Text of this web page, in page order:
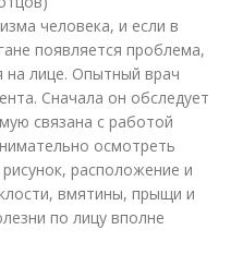
человека, и если в
появляется проблема,
на лице. Опытный врач
Сначала он обследует
связана с работой
осмотреть
расположение и
вмятины, прыщи и
по лицу вполне